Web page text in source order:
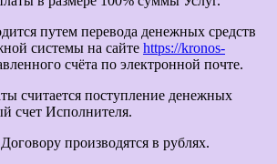
путем перевода денежных средств
системы на сайте https://kronos-
счёта по электронной почте.
считается поступление денежных
счет Исполнителя.
производятся в рублях.